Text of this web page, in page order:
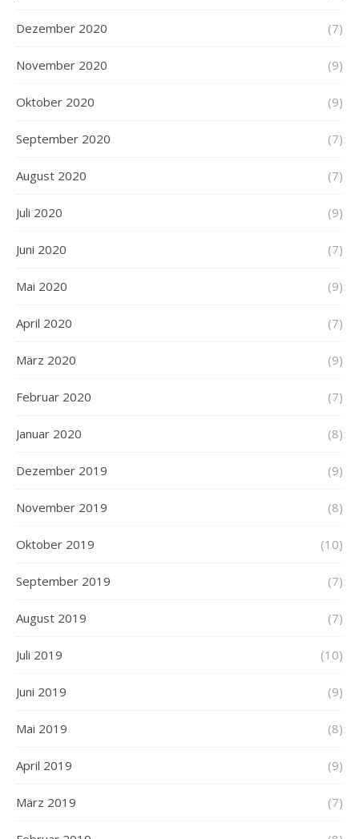
Dezember 2020 (7)
November 2020 (9)
Oktober 2020 (9)
September 2020 (7)
August 2020 (7)
Juli 2020 (9)
Juni 2020 (7)
Mai 2020 (9)
April 2020 (7)
März 2020 (9)
Februar 2020 (7)
Januar 2020 (8)
Dezember 2019 (9)
November 2019 (8)
Oktober 2019 (10)
September 2019 (7)
August 2019 (7)
Juli 2019 (10)
Juni 2019 (9)
Mai 2019 (8)
April 2019 (9)
März 2019 (7)